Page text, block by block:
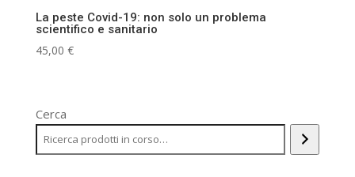
La peste Covid-19: non solo un problema
scientifico e sanitario
45,00 €
Cerca